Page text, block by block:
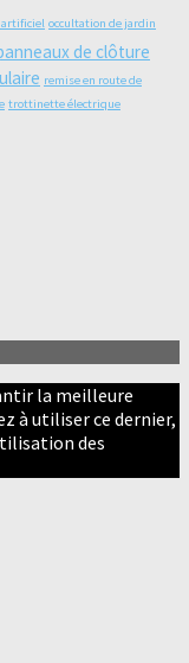
artificiel occultation de jardin
de clôture
remise en route de
trottinette électrique
la meilleure
à utiliser ce dernier,
des